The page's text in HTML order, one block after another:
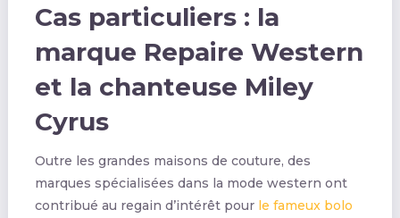
Cas particuliers : la
marque Repaire Western
et la chanteuse Miley
Cyrus
Outre les grandes maisons de couture, des
marques spécialisées dans la mode western ont
contribué au regain d’intérêt pour le fameux bolo